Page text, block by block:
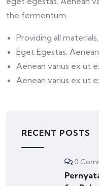
the fermentum.
Providing all
Eget Egestas.
Aenean varius ex ut
Aenean varius ex ut
RECENT POSTS
0